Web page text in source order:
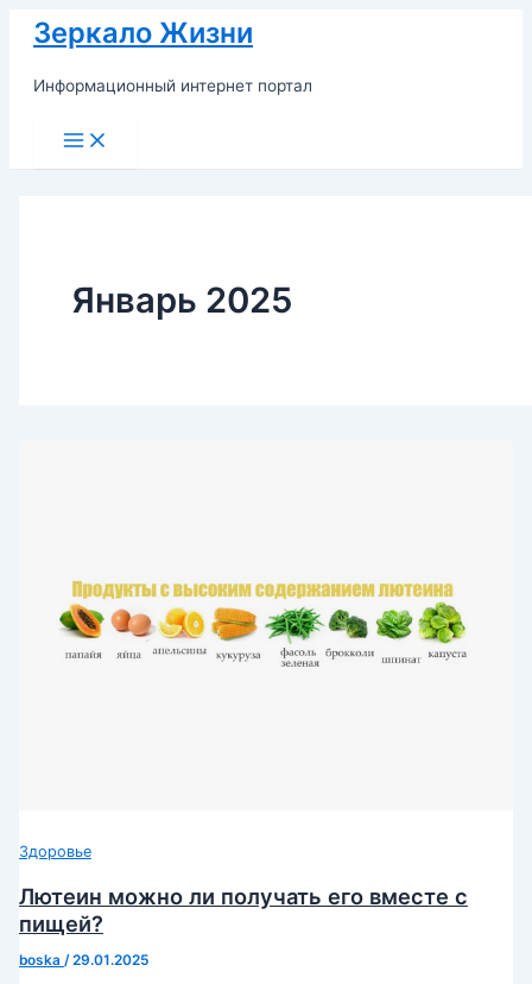
Перейти
содержимому
Зеркало Жизни
Информационный интернет портал
Main
Menu
Январь 2025
Здоровье
Лютеин можно ли получать его вместе с
пищей?
boska /29.01.2025